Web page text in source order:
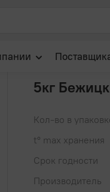
вопросы
Печенье
5кг
Кол-во в
t° max хранения
Срок годности
Производитель